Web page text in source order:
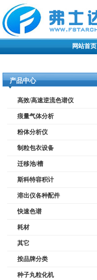
网站首页
产品中心
高效/高速逆流色谱仪
痕量气体分析
粉体分析仪
制粒包衣设备
迁移池/槽
斯科特容积计
溶出仪各种配件
快速色谱
耗材
其它
按品牌分类
种子丸粒化机